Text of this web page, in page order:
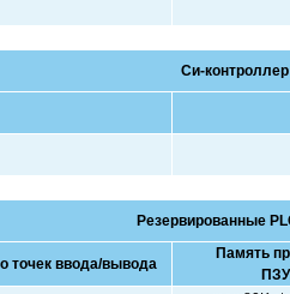
Cи-
Резервированные
точек ввода/вывода
Память